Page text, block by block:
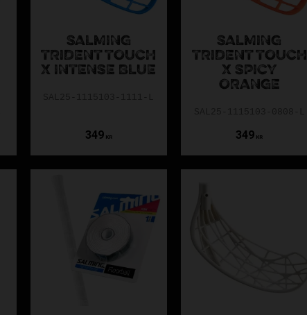
SALMING
TRIDENT TOUCH
X INTENSE BLUE
349KR
SALMING
TRIDENT TOUCH
X SPICY
ORANGE
349 KR